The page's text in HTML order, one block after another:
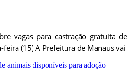
vagas para castração gratuita de
feira (15) A Prefeitura de Manaus vai